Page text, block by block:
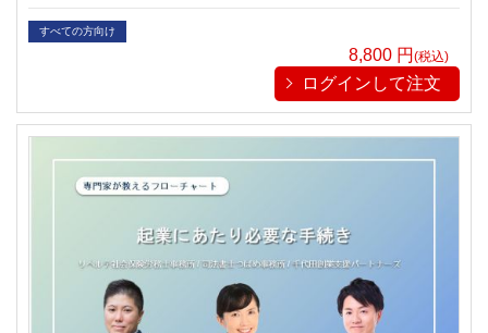
さえながら、内部版の疑義解釈や賃金日額の算定、延長や休業
形態により実際に給付を受けられるかどうかも含めて解説いた
すべての方向け
8,800 円(税込)
ログインして注文